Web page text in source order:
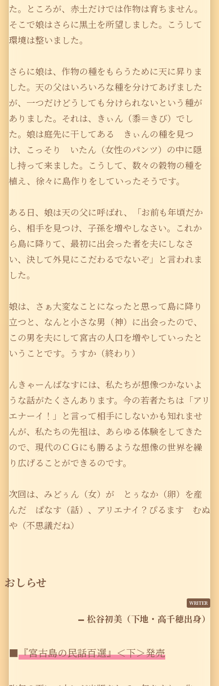
た。ところが、赤土だけでは作物は育ちません。
そこで娘はさらに黒土を所望しました。こうして
環境は整いました。
さらに娘は、作物の種をもらうために天に昇りま
した。天の父はいろいろな種を分けてあげました
が、一つだけどうしても分けられないという種が
ありました。それは、きぃん（黍＝きび）でし
た。娘は庭先に干してある きぃんの種を見つ
け、こっそり いたん（女性のパンツ）の中に隠
し持って来ました。こうして、数々の穀物の種を
植え、徐々に島作りをしていったそうです。
ある日、娘は天の父に呼ばれ、「お前も年頃だか
ら、相手を見つけ、子孫を増やしなさい。これか
ら島に降りて、最初に出会った者を夫にしなさ
い、決して外見にこだわるでないぞ」と言われま
した。
娘は、さぁ大変なことになったと思って島に降り
立つと、なんと小さな男（神）に出会ったので、
この男を夫にして宮古の人口を増やしていったと
いうことです。うすか（終わり）
んきゃーんばなすには、私たちが想像つかないよ
うな話がたくさんあります。今の若者たちは「アリ
エナーイ！」と言って相手にしないかも知れませ
んが、私たちの先祖は、あらゆる体験をしてきた
ので、現代のＣＧにも勝るような想像の世界を繰
り広げることができるのです。
次回は、みどぅん（女）が とぅなか（卵）を産
んだ ぱなす（話）、アリエナイ？ぴるます むぬ
や（不思議だね）
おしらせ
松谷初美（下地・高千穂出身）
■『宮古島の民話百選』＜下＞発売